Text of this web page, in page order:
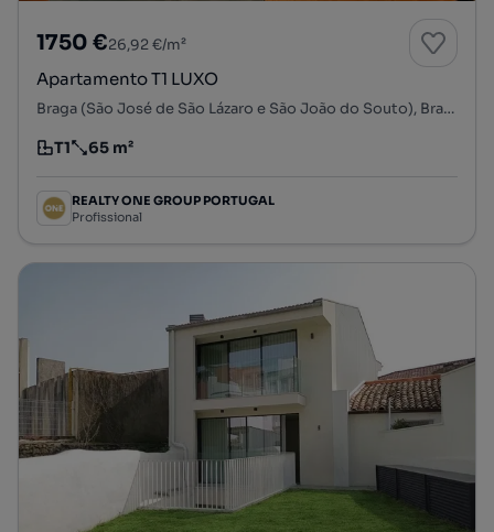
1750 €26,92 €/m²
Apartamento T1 LUXO
Braga (São José de São Lázaro e São João do Souto), Braga, Braga
Tipologia
T1
Preço por metro quadrado
65 m²
REALTY ONE GROUP PORTUGAL
Profissional